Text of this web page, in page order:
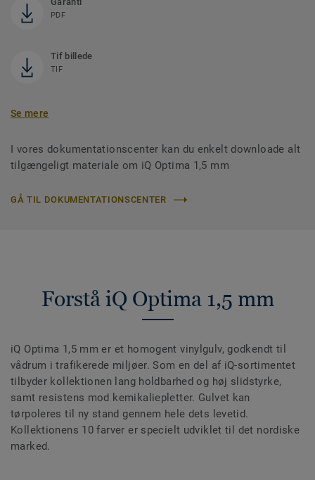
PDF
Tif billede
TIF
Se mere
I vores dokumentationscenter kan du enkelt downloade alt
tilgængeligt materiale om iQ Optima 1,5 mm
GÅ TIL DOKUMENTATIONSCENTER
Forstå iQ Optima 1,5 mm
iQ Optima 1,5 mm er et homogent vinylgulv, godkendt til
vådrum i trafikerede miljøer. Som en del af iQ-sortimentet
tilbyder kollektionen lang holdbarhed og høj slidstyrke,
samt resistens mod kemikaliepletter. Gulvet kan
tørpoleres til ny stand gennem hele dets levetid.
Kollektionens 10 farver er specielt udviklet til det nordiske
marked.